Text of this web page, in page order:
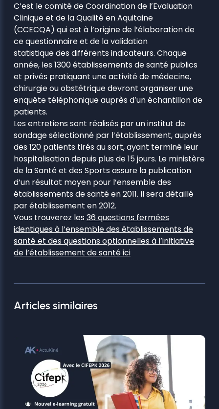
C’est le comité de Coordination de l’Evaluation
Clinique et de la Qualité en Aquitaine
(CCECQA) qui est à l’origine de l’élaboration de
ce questionnaire et de la validation
statistique des différents indicateurs. Chaque
année, les 1300 établissements de santé publics
et privés pratiquant une activité de médecine,
chirurgie ou obstétrique devront organiser une
enquête téléphonique auprès d’un échantillon de
patients.
Les entretiens sont réalisés par un institut de
sondage sélectionné par l’établissement, auprès
des 120 patients tirés au sort, ayant terminé leur
hospitalisation depuis plus de 15 jours. Le ministère
de la Santé et des Sports assure la publication
d’un résultat moyen pour l’ensemble des
établissements de santé en 2011. Il sera détaillé
par établissement en 2012.
Vous trouverez les 36 questions fermées
identiques à l’ensemble des établissements de
santé et des questions optionnelles à l’initiative
de l’établissement de santé ici
Articles similaires